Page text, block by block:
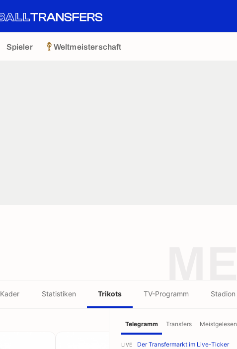
Spieler Weltmeisterschaft
Kader Statistiken Trikots TV-Programm Stadion
Telegramm Transfers Meistgelesen
LIVE Der Transfermarkt im Live-Ticker